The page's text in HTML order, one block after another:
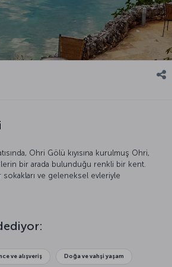
Ohri Gölü kıyısına kurulmuş Ohri,
bir arada bulunduğu renkli bir kent.
ve geleneksel evleriyle
UNESCO Dünya Mirası Listesi’nde
Ohri’nin kalbinde yer alan Aziz
manzarasını taçlandıran konumuyla
ve eşsiz bir panoramik manzara
ve alışveriş Doğa ve vahşi yaşam